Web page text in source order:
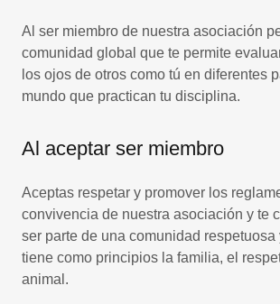
Al ser miembro de nuestra asociación
comunidad global que te permite
los ojos de otros como tú en diferentes
mundo que practican tu disciplina.
Al aceptar ser miembro
Aceptas respetar y promover los
convivencia de nuestra asociación y te
ser parte de una comunidad
tiene como principios la familia, el
animal.